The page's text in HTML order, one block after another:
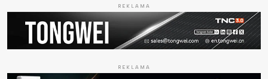
REKLAMA
REKLAMA